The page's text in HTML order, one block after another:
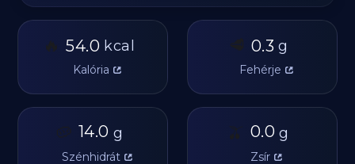
🔥 54.0 kcal
Kalória
🥩 0.3 g
Fehérje
🥔 14.0 g
Szénhidrát
🫒 0.0 g
Zsír